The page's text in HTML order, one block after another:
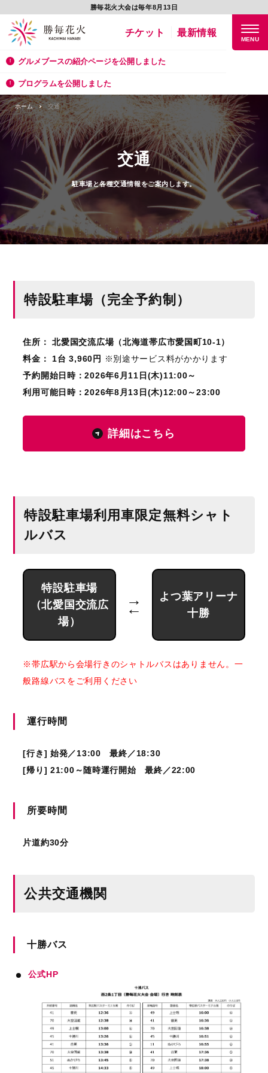
勝毎花火大会は毎年8月13日
チケット 最新情報
グルメブースの紹介ページを公開しました
プログラムを公開しました
ホーム 交通
交通
駐車場と各種交通情報をご案内します。
特設駐車場（完全予約制）
住所： 北愛国交流広場（北海道帯広市愛国町10-1）
料金： 1台 3,960円
※別途サービス料がかかります
予約開始日時：2026年6月11日(木)11:00～
利用可能日時：2026年8月13日(木)12:00～23:00
詳細はこちら
特設駐車場利用車限定無料シャト
ルバス
特設駐車場
（北愛国交流広
場）
→
←
よつ葉アリーナ
十勝
※帯広駅から会場行きのシャトルバスはありません。一
般路線バスをご利用ください
運行時間
[行き] 始発／13:00 最終／18:30
[帰り] 21:00～随時運行開始 最終／22:00
所要時間
片道約30分
公共交通機関
十勝バス
公式HP